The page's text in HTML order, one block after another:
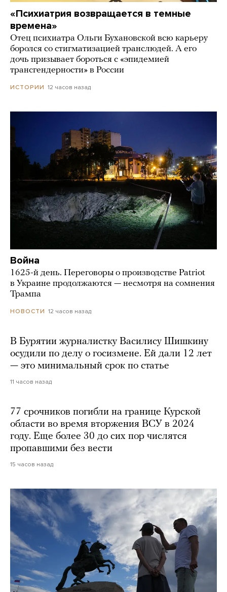
«Психиатрия возвращается в темные
времена»
Отец психиатра Ольги Бухановской всю карьеру
боролся со стигматизацией транслюдей. А его
дочь призывает бороться с «эпидемией
трансгендерности» в России
ИСТОРИИ 12 часов назад
Война
1625-й день. Переговоры о производстве Patriot
в Украине продолжаются — несмотря на сомнения
Трампа
НОВОСТИ 12 часов назад
В Бурятии журналистку Василису Шишкину
осудили по делу о госизмене. Ей дали 12 лет
— это минимальный срок по статье
11 часов назад
77 срочников погибли на границе Курской
области во время вторжения ВСУ в 2024
году. Еще более 30 до сих пор числятся
пропавшими без вести
15 часов назад